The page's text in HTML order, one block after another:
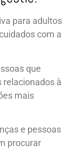
para adultos
com a
que
à
mais
e pessoas
procurar